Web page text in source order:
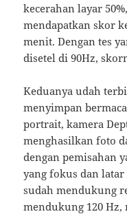
kecerahan layar
mendapatkan skor
menit. Dengan tes
disetel di 90Hz,
Keduanya udah
menyimpan
portrait, kamera
menghasilkan foto
dengan pemisahan
yang fokus dan
sudah mendukung
mendukung 120